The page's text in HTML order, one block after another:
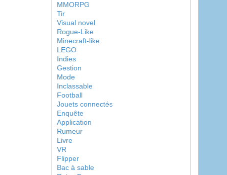
MMORPG
Tir
Visual novel
Rogue-Like
Minecraft-like
LEGO
Indies
Gestion
Mode
Inclassable
Football
Jouets connectés
Enquête
Application
Rumeur
Livre
VR
Flipper
Bac à sable